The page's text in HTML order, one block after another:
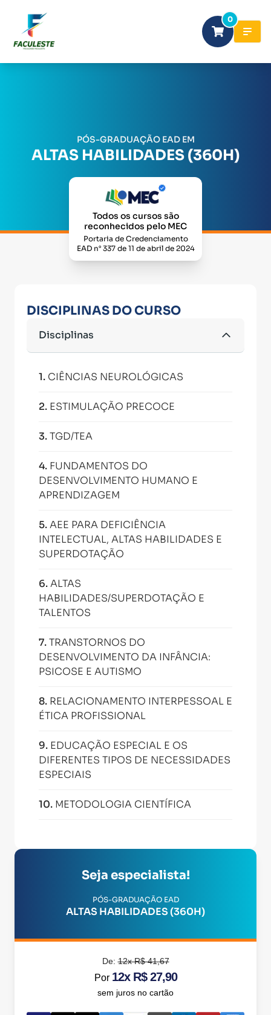
0
PÓS-GRADUAÇÃO EAD EM
ALTAS HABILIDADES (360H)
Todos os cursos são
reconhecidos pelo MEC
Portaria de Credenciamento
EAD n° 337 de 11 de abril de 2024
DISCIPLINAS DO CURSO
Disciplinas
1. CIÊNCIAS NEUROLÓGICAS
2. ESTIMULAÇÃO PRECOCE
3.TGD/TEA
4. FUNDAMENTOS DO
DESENVOLVIMENTO HUMANO E
APRENDIZAGEM
5.AEE PARA DEFICIÊNCIA
INTELECTUAL, ALTAS HABILIDADES E
SUPERDOTAÇÃO
6.ALTAS
HABILIDADES/SUPERDOTAÇÃO E
TALENTOS
7.TRANSTORNOS DO
DESENVOLVIMENTO DA INFÂNCIA:
PSICOSE E AUTISMO
8. RELACIONAMENTO INTERPESSOAL E
ÉTICA PROFISSIONAL
9. EDUCAÇÃO ESPECIAL E OS
DIFERENTES TIPOS DE NECESSIDADES
ESPECIAIS
10. METODOLOGIA CIENTÍFICA
Seja especialista!
PÓS-GRADUAÇÃO EAD
ALTAS HABILIDADES (360H)
De:12x R$ 41,67
Por 12x R$ 27,90
sem juros no cartão